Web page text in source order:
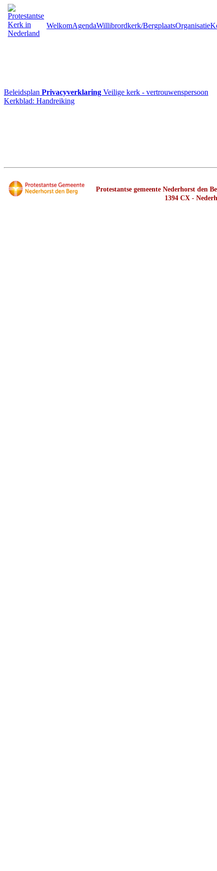
WelkomAgendaWillibrordkerk/BergplaatsOrganisatie
Beleidsplan Privacyverklaring Veilige kerk - vertrouwenspersoon
Kerkblad: Handreiking
Protestantse gemeente Nederhorst
1394 CX -